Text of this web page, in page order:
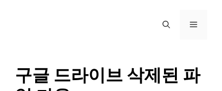
메
구글 드라이브 삭제된 파